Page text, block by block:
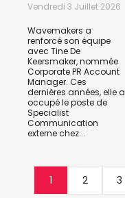
Vendredi 3 Juillet 2026
Wavemakers a
renforcé son équipe
avec Tine De
Keersmaker, nommée
Corporate PR Account
Manager. Ces
dernières années, elle a
occupé le poste de
Specialist
Communication
externe chez...
1 2 3